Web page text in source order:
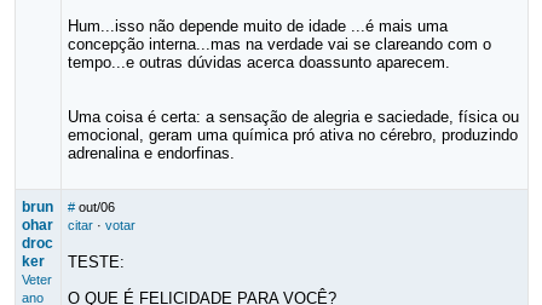
Hum...isso não depende muito de idade ...é mais uma
concepção interna...mas na verdade vai se clareando com o
tempo...e outras dúvidas acerca doassunto aparecem.
Uma coisa é certa: a sensação de alegria e saciedade, física ou
emocional, geram uma química pró ativa no cérebro, produzindo
adrenalina e endorfinas.
brun
ohar
droc
ker
Veter
ano
# out/06
citar· votar
TESTE:
O QUE É FELICIDADE PARA VOCÊ?